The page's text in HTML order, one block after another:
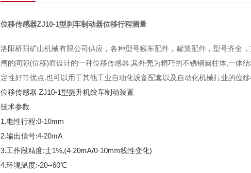
位移传感器ZJ10-1型刹车制动器位移行程测量
洛阳桥阳矿山机械有限公司供应，各种型号猴车配件，罐笼配件，型号齐全
闸的间隙(位移)而设计的一种位移传感器.其外壳为精巧的不锈钢圆柱体,一体
定性好等优点.也可以用于其他工业自动化设备配套以及自动化机械行业的位
位移传感器 ZJ10-1型提升机绞车制动装置
技术参数
1.电性行程:0-10mm
2.输出信号:4-20mA
3.工作段精度:士1%,(4-20mA/0-10mm线性变化)
4.环境温度:-20--60℃